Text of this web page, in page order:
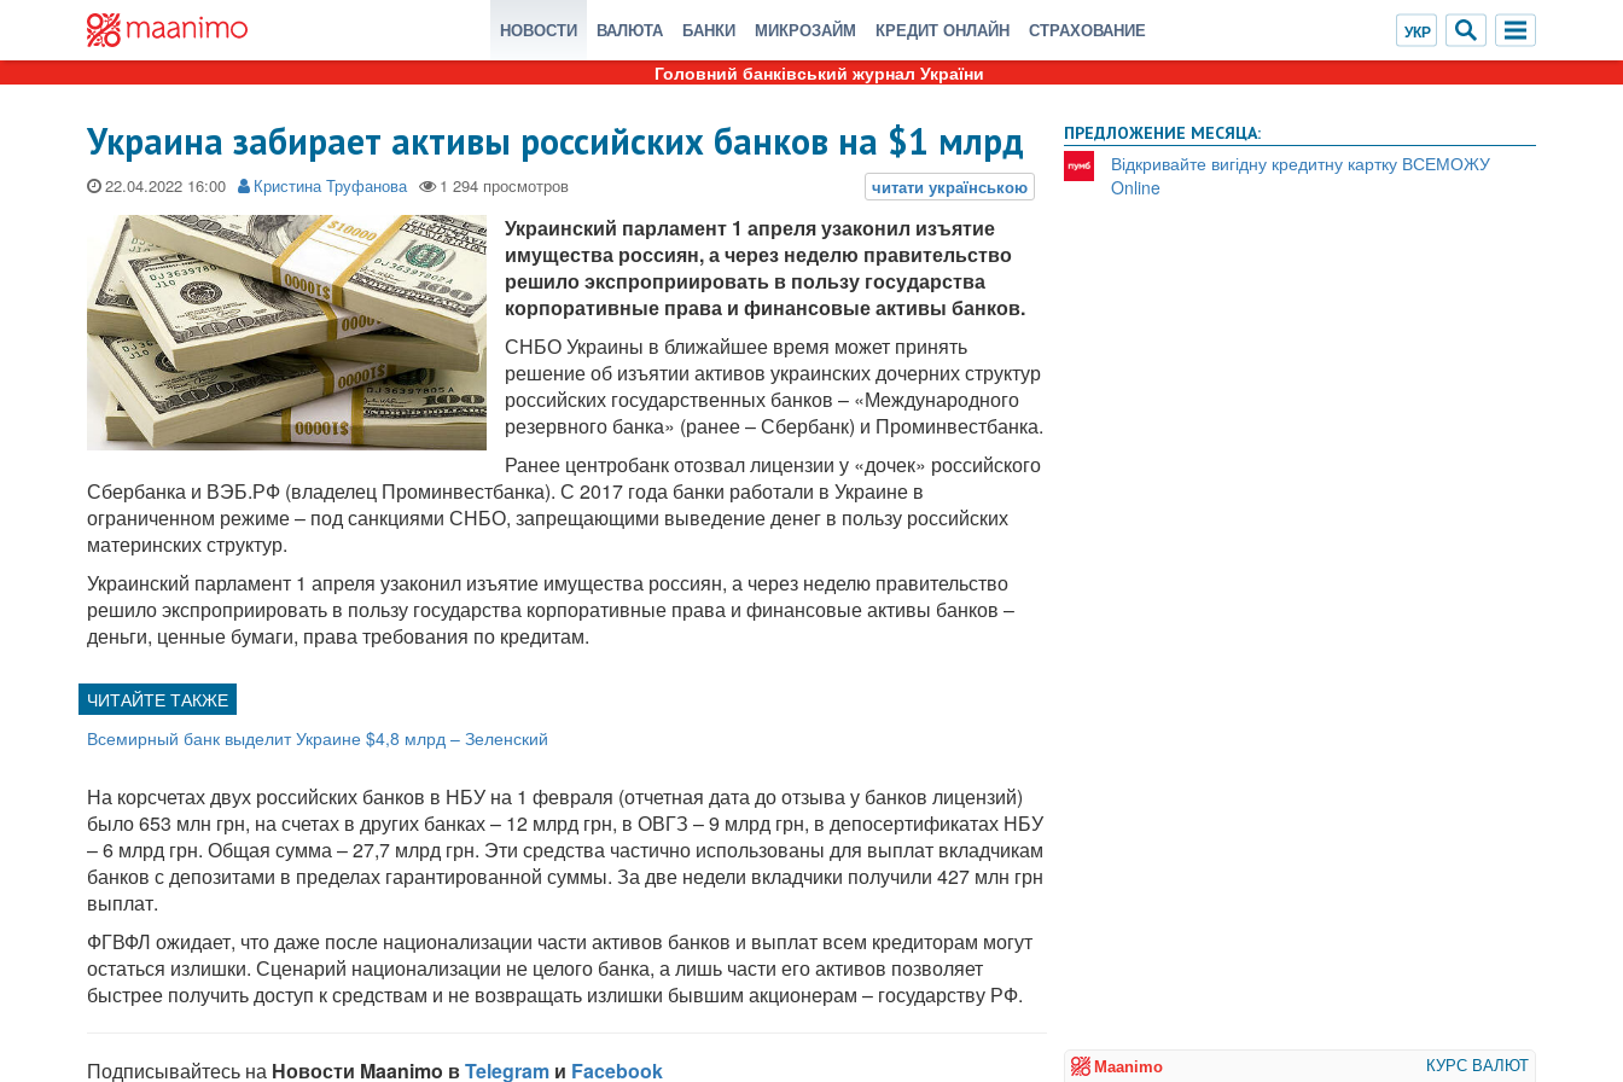
НОВОСТИ ВАЛЮТА БАНКИ МИКРОЗАЙМ КРЕДИТ ОНЛАЙН СТРАХОВАНИЕ
Головний банківський журнал України
Украина забирает активы российских банков на $1 млрд
22.04.2022 Кристина Труфанова
Украинский парламент 1 апреля узаконил изъятие
имущества россиян, а через неделю правительство
решило экспроприировать в пользу государства
корпоративные права и финансовые активы банков.
СНБО Украины в ближайшее время может принять
решение об изъятии активов украинских дочерних структур
российских государственных банков – «Международного
резервного банка» (ранее – Сбербанк) и Проминвестбанка.
Ранее центробанк отозвал лицензии у «дочек» российского
Сбербанка и ВЭБ.РФ (владелец Проминвестбанка). С 2017 года банки работали в Украине в
ограниченном режиме – под санкциями СНБО, запрещающими выведение денег в пользу российских
материнских структур.
Украинский парламент 1 апреля узаконил изъятие имущества россиян, а через неделю правительство
решило экспроприировать в пользу государства корпоративные права и финансовые активы банков –
деньги, ценные бумаги, права требования по кредитам.
Всемирный банк выделит Украине $4,8 млрд – Зеленский
На корсчетах двух российских банков в НБУ на 1 февраля (отчетная дата до отзыва у банков лицензий)
было 653 млн грн, на счетах в других банках – 12 млрд грн, в ОВГЗ – 9 млрд грн, в депосертификатах НБУ
– 6 млрд грн. Общая сумма – 27,7 млрд грн. Эти средства частично использованы для выплат вкладчикам
банков с депозитами в пределах гарантированной суммы. За две недели вкладчики получили 427 млн ​​грн
выплат.
ФГВФЛ ожидает, что даже после национализации части активов банков и выплат всем кредиторам могут
остаться излишки. Сценарий национализации не целого банка, а лишь части его активов позволяет
быстрее получить доступ к средствам и не возвращать излишки бывшим акционерам – государству РФ.
ПРЕДЛОЖЕНИЕ МЕСЯЦА:
Відкривайте вигідну кредитну картку ВСЕМОЖУ
Online